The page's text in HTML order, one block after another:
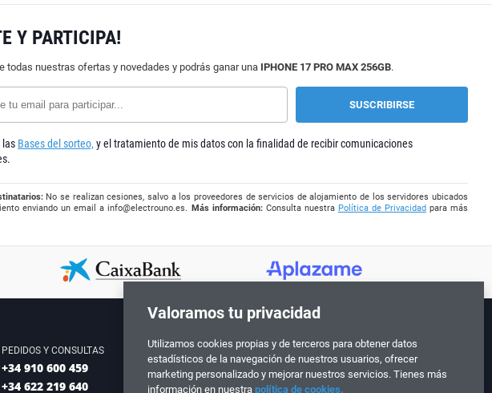
Y PARTICIPA!
todas nuestras ofertas y novedades y podrás ganar una IPHONE 17 PRO MAX 256GB.
las Bases del sorteo, y el tratamiento de mis datos con la finalidad de recibir comunicaciones
No se realizan cesiones, salvo a los proveedores de servicios de alojamiento de los servidores ubicados
enviando un email ainfo@electrouno.es. Más información:Consulta nuestra Política de Privacidadpara más
PEDIDOS Y CONSULTAS
+34 910 600 459
+34 622 219 640
¡Síguenos!
Valoramos tu privacidad
Utilizamos cookies propias y de terceros para obtener datos
estadísticos de la navegación de nuestros usuarios, ofrecer
marketing personalizado y mejorar nuestros servicios. Tienes más
información en nuestra política de cookies.